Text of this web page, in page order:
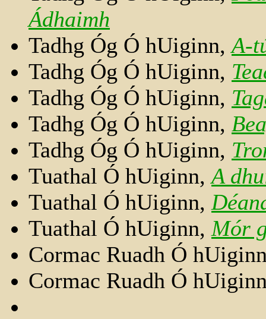
Ádhaimh
Tadhg Óg Ó hUiginn,A-
Tadhg Óg Ó hUiginn,
Tadhg Óg Ó hUiginn,
Tadhg Óg Ó hUiginn,
Tadhg Óg Ó hUiginn,
Tuathal Ó hUiginn,A
Tuathal Ó hUiginn,
Tuathal Ó hUiginn, Mór
Cormac Ruadh Ó
Cormac Ruadh Ó